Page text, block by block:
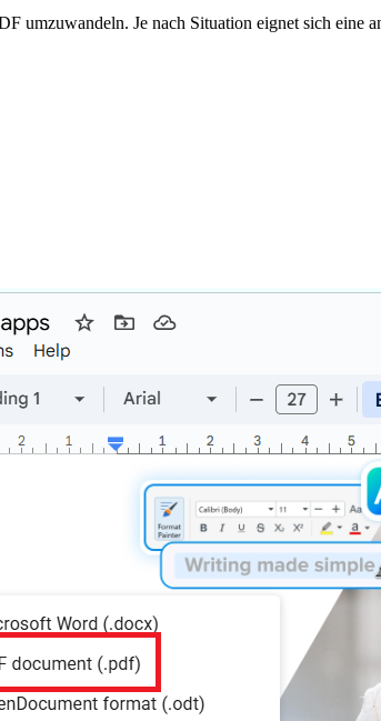
umzuwandeln. Je nach Situation eignet sich eine